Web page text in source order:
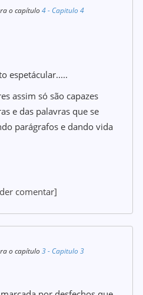
o capítulo4 - Capitulo 4
espetácular.....
assim só são capazes
e das palavras que se
parágrafos e dando vida
comentar]
o capítulo3 - Capitulo 3